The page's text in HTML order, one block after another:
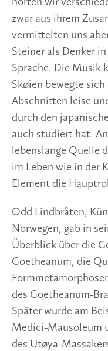
zwar aus ihrem
vermittelten uns
Steiner als Denker
Sprache. Die Musik
Skøien bewegte
Abschnitten leise
durch den
auch studiert hat.
lebenslange Quelle
im Leben wie in der
Element die
Odd Lindbråten,
Norwegen, gab in
Überblick über die
Goetheanum, die
des Goetheanum-
Später wurde am
Medici-Mausoleum
des Utøya-